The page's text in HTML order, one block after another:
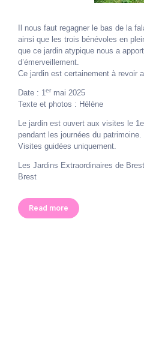
Il nous faut regagner le bas de la
ainsi que les trois bénévoles en
que ce jardin atypique nous a
d’émerveillement.
Ce jardin est certainement à revoir
Date : 1er mai 2025
Texte et photos : Hélène
Le jardin est ouvert aux visites le
pendant les journées du patrimoine.
Visites guidées uniquement.
Les Jardins Extraordinaires de Brest
Brest
Read more